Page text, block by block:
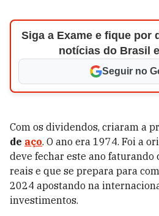
Siga a Exame e fique por
notícias do Brasil
Seguir no
Com os dividendos, criaram a
de aço. O ano era 1974. Foi a
deve fechar este ano faturando
reais e que se prepara para
2024 apostando na
investimentos.